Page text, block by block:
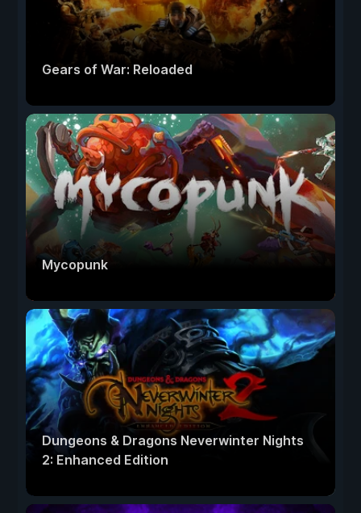
Gears of War: Reloaded
Mycopunk
Dungeons & Dragons Neverwinter Nights
2: Enhanced Edition